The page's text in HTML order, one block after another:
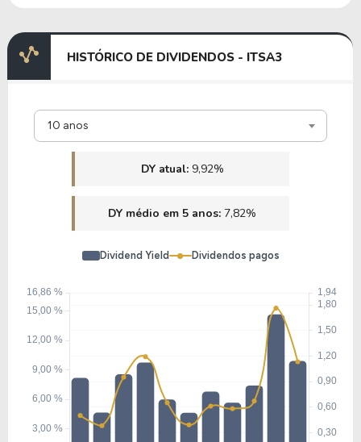
HISTÓRICO DE DIVIDENDOS - ITSA3
10 anos
DY atual: 9,92%
DY médio em 5 anos: 7,82%
Dividend Yield Dividendos pagos